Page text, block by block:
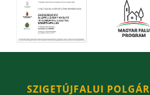
SZIGETÚJFALUI